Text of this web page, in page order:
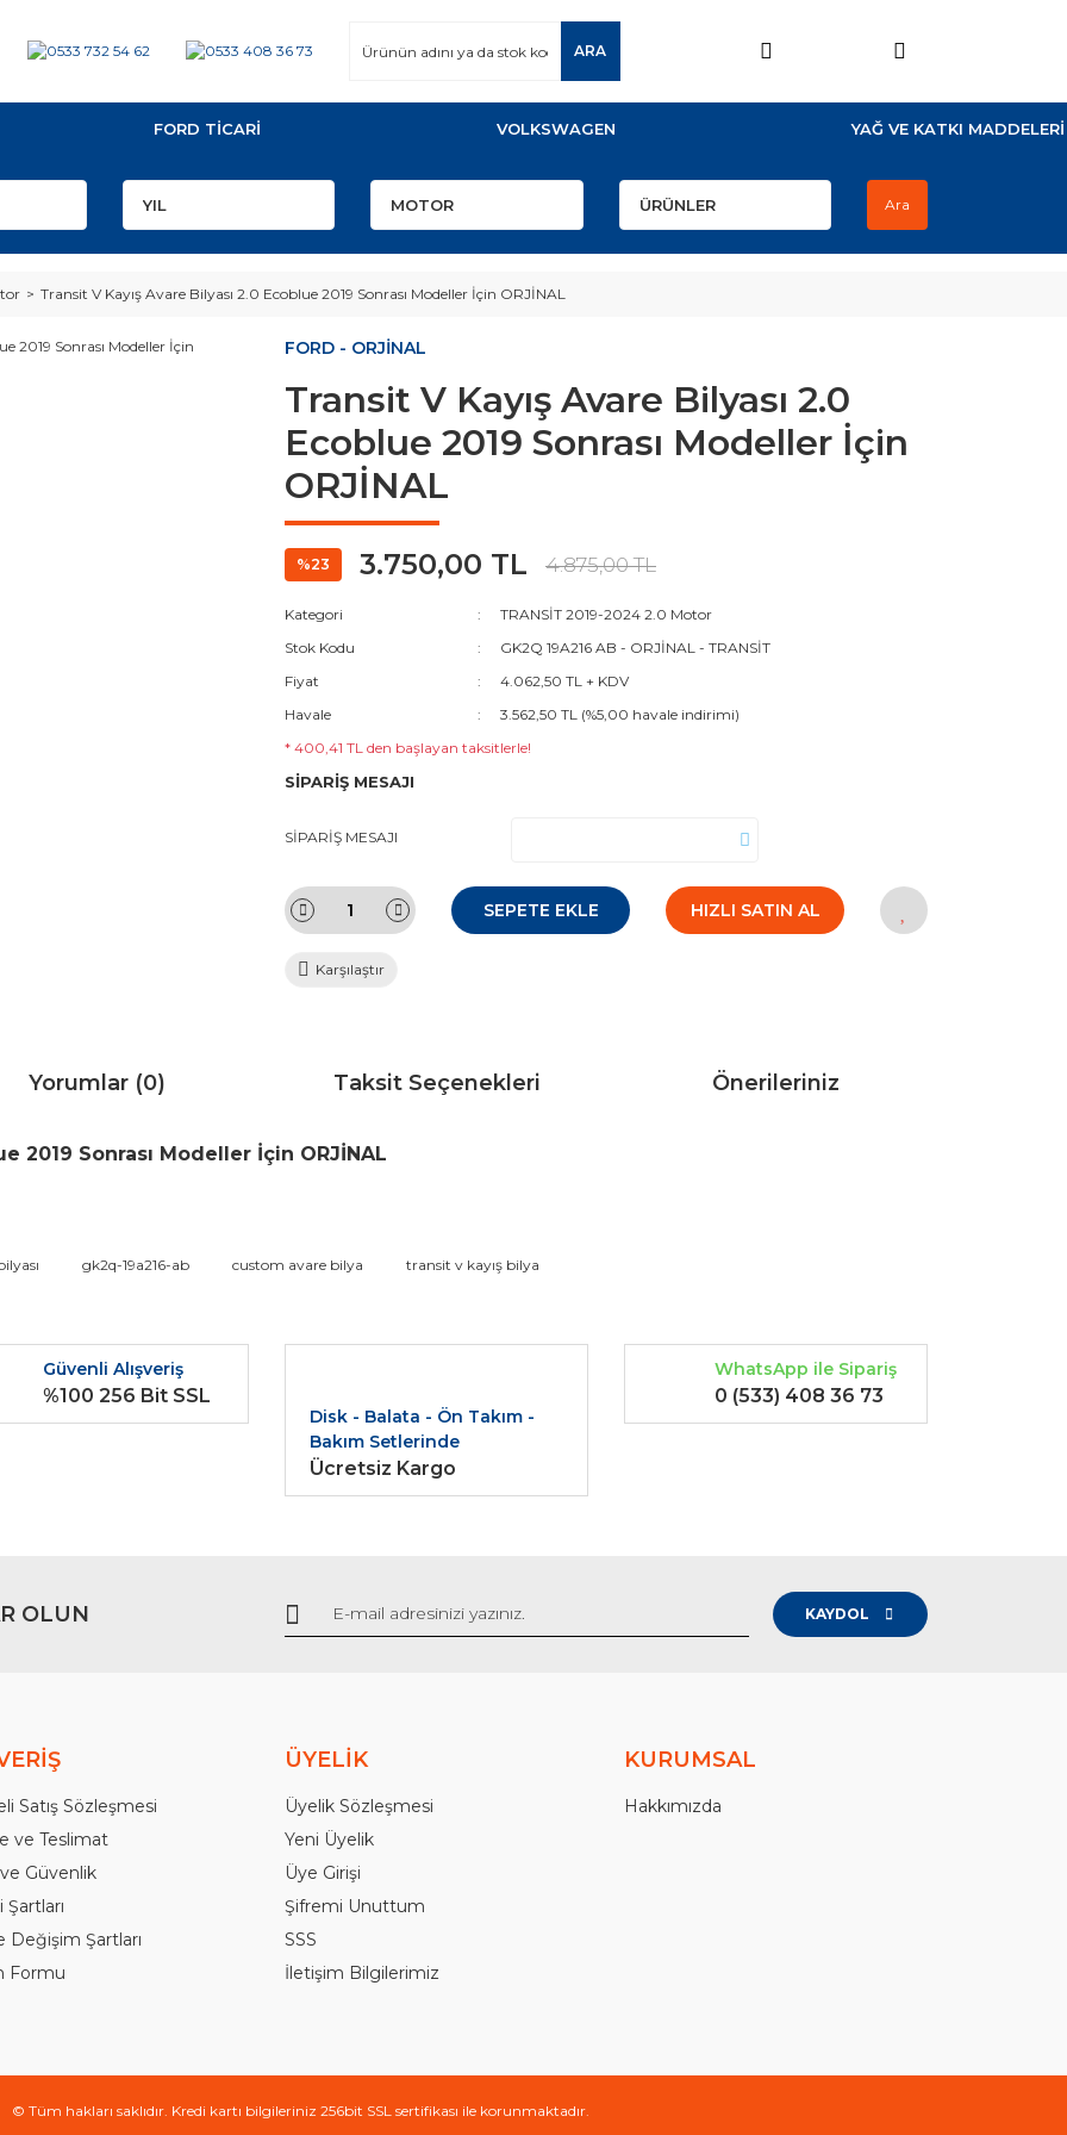
ARA
FORD TİCARİ VOLKSWAGEN YAĞ VE KATKI MADDELERİ
Ara
Transit V Kayış Avare Bilyası 2.0 Ecoblue 2019 Sonrası Modeller İçin ORJİNAL
FORD - ORJİNAL
Transit V Kayış Avare Bilyası 2.0
Ecoblue 2019 Sonrası Modeller İçin
ORJİNAL
%23 3.750,00 TL 4.875,00 TL
Kategori
TRANSİT 2019-2024 2.0 Motor
Stok Kodu
GK2Q 19A216 AB - ORJİNAL - TRANSİT
Fiyat
4.062,50 TL + KDV
Havale
3.562,50 TL (%5,00 havale indirimi)
* 400,41 TL den başlayan taksitlerle!
SİPARİŞ MESAJI
SİPARİŞ MESAJI
SEPETE EKLE HIZLI SATIN AL
Karşılaştır
Yorumlar (0) Taksit Seçenekleri Önerileriniz
2019 Sonrası Modeller İçin ORJİNAL
diğer konularda yetersiz gördüğünüz noktaları öneri formunu kullanarak tarafımıza iletebilirsiniz.
Gönder
gk2q-19a216-ab custom avare bilya transit v kayış bilya
Güvenli Alışveriş
%100 256 Bit SSL
Disk - Balata - Ön Takım -
Bakım Setlerinde
Ücretsiz Kargo
WhatsApp ile Sipariş
0 (533) 408 36 73
OLUN KAYDOL
Satış Sözleşmesi
ve Teslimat
Güvenlik
Şartları
Değişim Şartları
Formu
ÜYELİK
Üyelik Sözleşmesi
Yeni Üyelik
Üye Girişi
Şifremi Unuttum
SSS
İletişim Bilgilerimiz
KURUMSAL
Hakkımızda
© Tüm hakları saklıdır. Kredi kartı bilgileriniz 256bit SSL sertifikası ile korunmaktadır.